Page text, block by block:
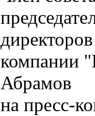
компании
Абрамов
на пресс-